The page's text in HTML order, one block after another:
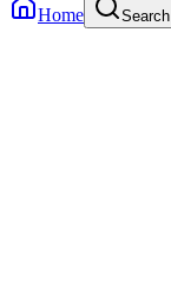
Home Search